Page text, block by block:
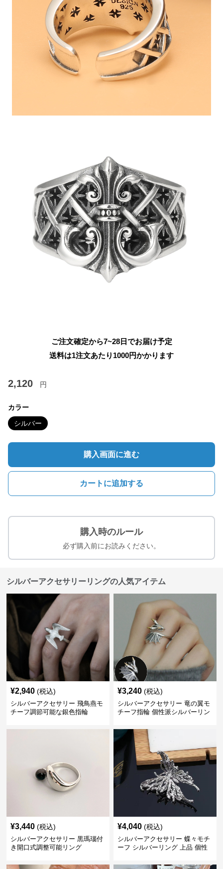
ご注文確定から7~28日でお届け予定
送料は1注文あたり 1000円かかります
2,120 円
カラー
シルバー
購入画面に進む
カートに追加する
購入時のルール
必ず購入前にお読みください。
シルバーアクセサリーリングの人気アイテム
¥2,940 (税込)
シルバーアクセサリー 飛鳥燕モ
チーフ調節可能な銀色指輪
¥3,240 (税込)
シルバーアクセサリー 竜の翼モ
チーフ指輪 個性派シルバーリン
¥3,440 (税込)
シルバーアクセサリー 黒瑪瑙付
き開口式調整可能リング
¥4,040 (税込)
シルバーアクセサリー 蝶々モチ
ーフ シルバーリング 上品 個性